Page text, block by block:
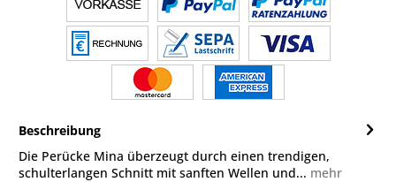
Beschreibung
Die Perücke Mina überzeugt durch einen trendigen,
schulterlangen Schnitt mit sanften Wellen und... mehr